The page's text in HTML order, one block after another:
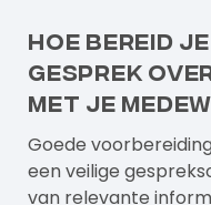
Hoe bereid
gesprek
met je
Goede
een veilige
van relevante